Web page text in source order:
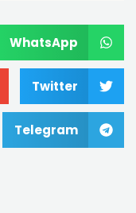
WhatsApp
Twitter
Telegram